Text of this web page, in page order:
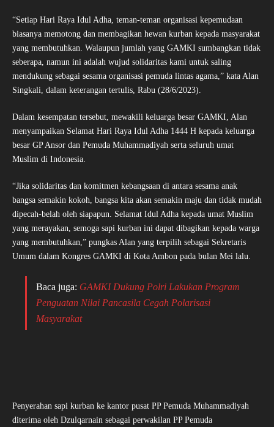
“Setiap Hari Raya Idul Adha, teman-teman organisasi kepemudaan
biasanya memotong dan membagikan hewan kurban kepada masyarakat
yang membutuhkan. Walaupun jumlah yang GAMKI sumbangkan tidak
seberapa, namun ini adalah wujud solidaritas kami untuk saling
mendukung sebagai sesama organisasi pemuda lintas agama,” kata Alan
Singkali, dalam keterangan tertulis, Rabu (28/6/2023).
Dalam kesempatan tersebut, mewakili keluarga besar GAMKI, Alan
menyampaikan Selamat Hari Raya Idul Adha 1444 H kepada keluarga
besar GP Ansor dan Pemuda Muhammadiyah serta seluruh umat
Muslim di Indonesia.
“Jika solidaritas dan komitmen kebangsaan di antara sesama anak
bangsa semakin kokoh, bangsa kita akan semakin maju dan tidak mudah
dipecah-belah oleh siapapun. Selamat Idul Adha kepada umat Muslim
yang merayakan, semoga sapi kurban ini dapat dibagikan kepada warga
yang membutuhkan,” pungkas Alan yang terpilih sebagai Sekretaris
Umum dalam Kongres GAMKI di Kota Ambon pada bulan Mei lalu.
Baca juga: GAMKI Dukung Polri Lakukan Program
Penguatan Nilai Pancasila Cegah Polarisasi
Masyarakat
Penyerahan sapi kurban ke kantor pusat PP Pemuda Muhammadiyah
diterima oleh Dzulqarnain sebagai perwakilan PP Pemuda